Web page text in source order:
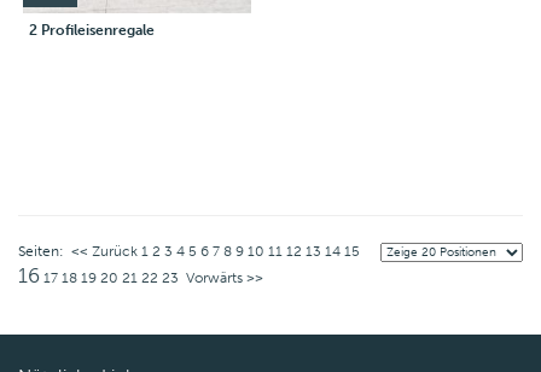
2 Profileisenregale
Seiten: << Zurück 1 2 3 4 5 6 7 8 9 10 11 12 13 14 15
16 17 18 19 20 21 22 23 Vorwärts >>